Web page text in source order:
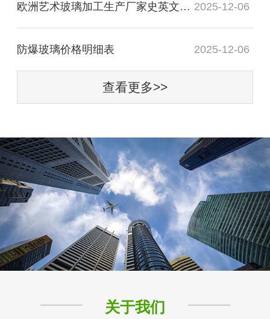
欧洲艺术玻璃加工生产厂家史英文名词解释 2025-12-06
防爆玻璃价格明细表 2025-12-06
查看更多>>
关于我们